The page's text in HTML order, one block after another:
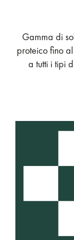
Gamma di
proteico fino
a tutti i tipi